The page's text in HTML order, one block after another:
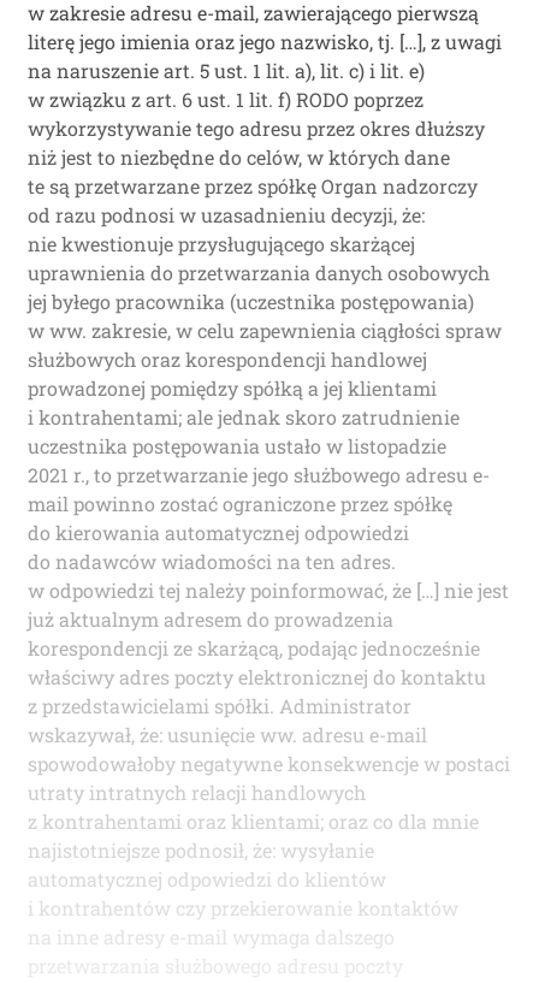
w zakresie adresu e-mail, zawierającego pierwszą
literę jego imienia oraz jego nazwisko, tj. […], z uwagi
na naruszenie art. 5 ust. 1 lit. a), lit. c) i lit. e)
w związku z art. 6 ust. 1 lit. f) RODO poprzez
wykorzystywanie tego adresu przez okres dłuższy
niż jest to niezbędne do celów, w których dane
te są przetwarzane przez spółkę Organ nadzorczy
od razu podnosi w uzasadnieniu decyzji, że:
nie kwestionuje przysługującego skarżącej
uprawnienia do przetwarzania danych osobowych
jej byłego pracownika (uczestnika postępowania)
w ww. zakresie, w celu zapewnienia ciągłości spraw
służbowych oraz korespondencji handlowej
prowadzonej pomiędzy spółką a jej klientami
i kontrahentami; ale jednak skoro zatrudnienie
uczestnika postępowania ustało w listopadzie
2021 r., to przetwarzanie jego służbowego adresu e-
mail powinno zostać ograniczone przez spółkę
do kierowania automatycznej odpowiedzi
do nadawców wiadomości na ten adres.
w odpowiedzi tej należy poinformować, że […] nie jest
już aktualnym adresem do prowadzenia
korespondencji ze skarżącą, podając jednocześnie
właściwy adres poczty elektronicznej do kontaktu
z przedstawicielami spółki. Administrator
wskazywał, że: usunięcie ww. adresu e-mail
spowodowałoby negatywne konsekwencje w postaci
utraty intratnych relacji handlowych
z kontrahentami oraz klientami; oraz co dla mnie
najistotniejsze podnosił, że: wysyłanie
automatycznej odpowiedzi do klientów
i kontrahentów czy przekierowanie kontaktów
na inne adresy e-mail wymaga dalszego
przetwarzania służbowego adresu poczty